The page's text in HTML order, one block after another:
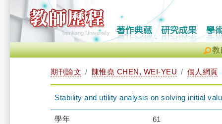
教
期刊論文 陳惟堯 CHEN, WEI-YEU 個人網頁
Stability and utility analysis on solving initial
學年 61